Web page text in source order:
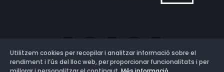
Utilitzem cookies per recopilar i analitzar informació sobre el
rendiment i l’ús del lloc web, per proporcionar funcionalitats i per